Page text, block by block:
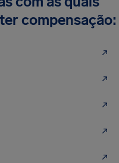
compensação: